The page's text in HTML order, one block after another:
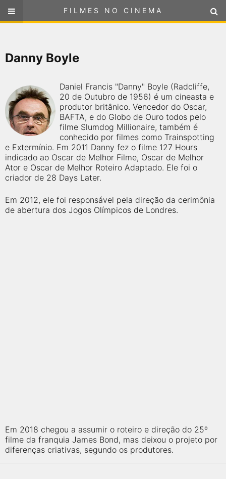
FILMES NO CINEMA
ou
Danny Boyle
Daniel Francis "Danny" Boyle (Radcliffe,
20 de Outubro de 1956) é um cineasta e
produtor britânico. Vencedor do Oscar,
BAFTA, e do Globo de Ouro todos pelo
filme Slumdog Millionaire, também é
conhecido por filmes como Trainspotting
e Extermínio. Em 2011 Danny fez o filme 127 Hours
indicado ao Oscar de Melhor Filme, Oscar de Melhor
Ator e Oscar de Melhor Roteiro Adaptado. Ele foi o
criador de 28 Days Later.
Em 2012, ele foi responsável pela direção da cerimônia
de abertura dos Jogos Olímpicos de Londres.
Em 2018 chegou a assumir o roteiro e direção do 25º
filme da franquia James Bond, mas deixou o projeto por
diferenças criativas, segundo os produtores.
FILMES NO CINEMA
FILMES EM CARTAZ
PRÓXIMOS LANÇAMENTOS
GÊNEROS
NOTÍCIAS
PÁGINA INICIAL
FilmesNoCinema.com.bré o maior localizador de filmes e
sessões de cinema no Brasil. Através dele, você pode